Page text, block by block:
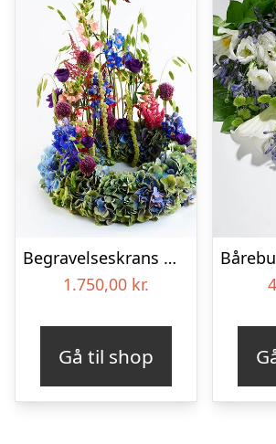
Begravelseskrans med hortensia og farverige detaljer – Blomster til begravelse
1.750,00 kr.
Gå til shop